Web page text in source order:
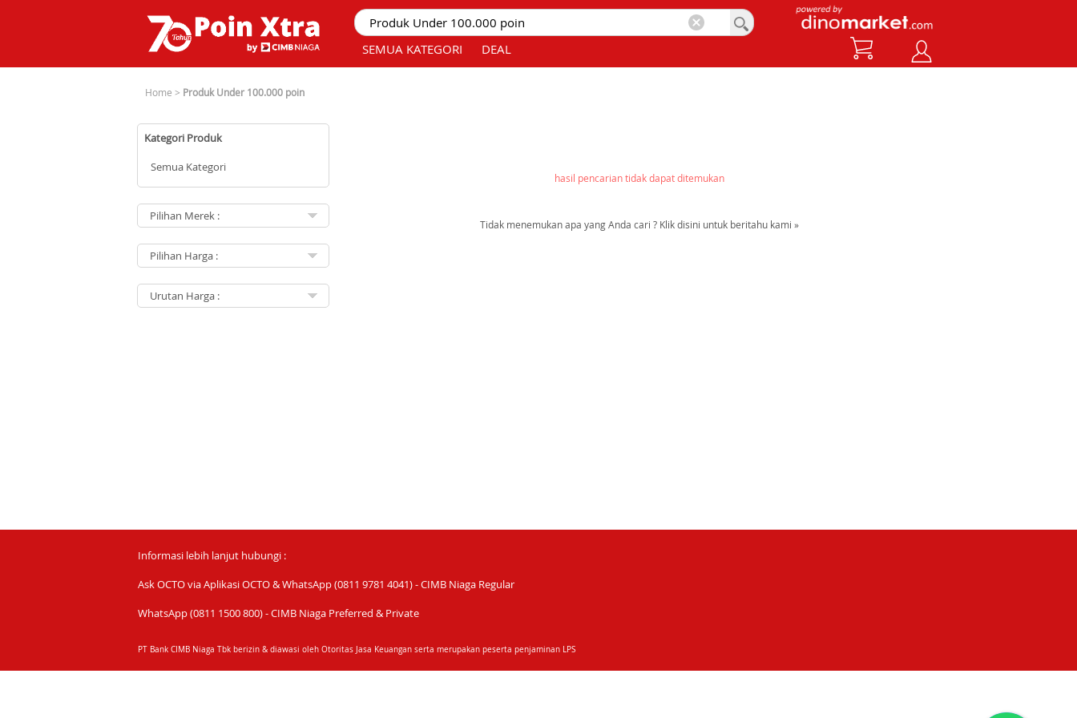
SEMUA KATEGORI DEAL
Home > Produk Under 100.000 poin
Kategori Produk
Semua Kategori
hasil pencarian tidak dapat ditemukan
Tidak menemukan apa yang Anda cari ? Klik disini untuk beritahu kami »
Informasi lebih lanjut hubungi :
Ask OCTO via Aplikasi OCTO & WhatsApp (0811 9781 4041) - CIMB Niaga Regular
WhatsApp (0811 1500 800) - CIMB Niaga Preferred & Private
PT Bank CIMB Niaga Tbk berizin & diawasi oleh Otoritas Jasa Keuangan serta merupakan peserta penjaminan LPS